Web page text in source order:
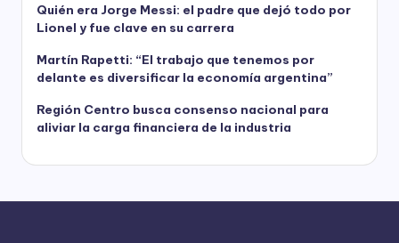
Quién era Jorge Messi: el padre que dejó todo por
Lionel y fue clave en su carrera
Martín Rapetti: “El trabajo que tenemos por
delante es diversificar la economía argentina”
Región Centro busca consenso nacional para
aliviar la carga financiera de la industria